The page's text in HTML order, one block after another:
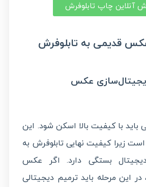
آنلاین چاپ تابلوفرش
قدیمی به تابلوفرش
عکس
با کیفیت بالا اسکن شود. این
زیرا کیفیت نهایی تابلوفرش به
بستگی دارد. اگر عکس
این مرحله باید ترمیم دیجیتالی